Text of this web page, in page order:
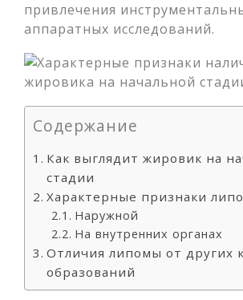
привлечения
аппаратных исследований.
Содержание
Как выглядит жировик на
стадии
Характерные признаки
Наружной
На внутренних органах
Отличия липомы от других
образований